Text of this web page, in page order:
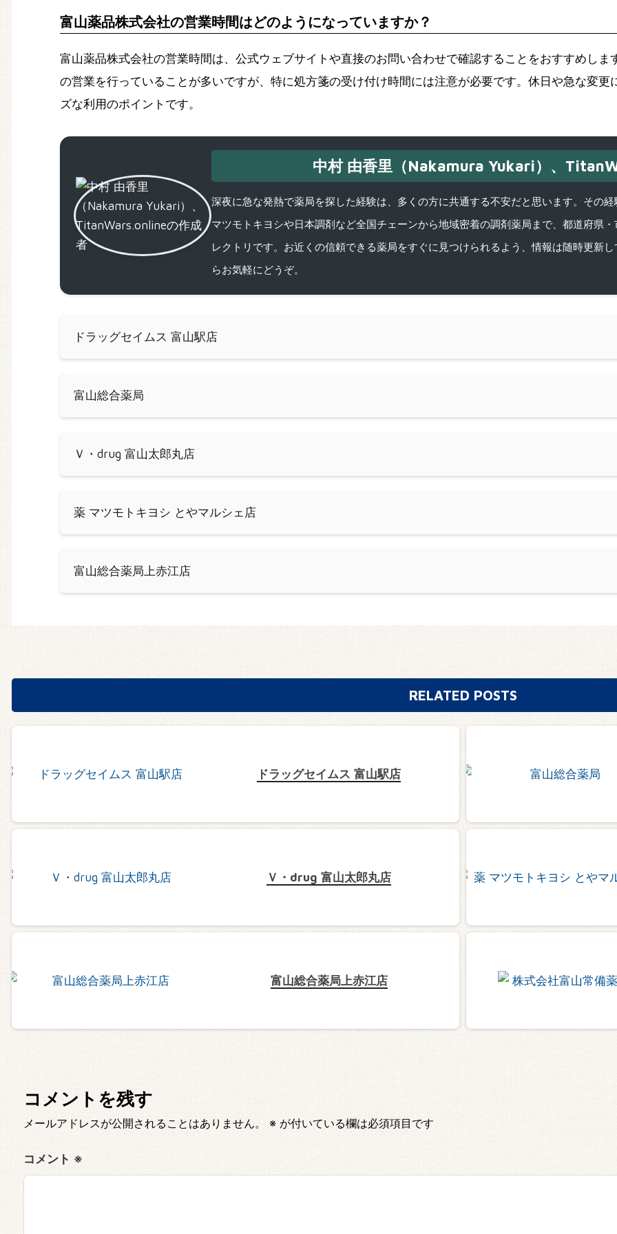
富山薬品株式会社の営業時間はどのようになっていますか？
富山薬品株式会社の営業時間は、公式ウェブサイトや直接のお問い合わせで確認することをおすすめし
の営業を行っていることが多いですが、特に処方箋の受け付け時間には注意が必要です。休日や急な変
ズな利用のポイントです。
中村 由香里（Nakamura Yukari）、
深夜に急な発熱で薬局を探した経験は、多くの方に共通する不安だと思います。その
マツモトキヨシや日本調剤など全国チェーンから地域密着の調剤薬局まで、都道府県
レクトリです。お近くの信頼できる薬局をすぐに見つけられるよう、情報は随時更新
らお気軽にどうぞ。
ドラッグセイムス 富山駅店
富山総合薬局
Ｖ・drug 富山太郎丸店
薬 マツモトキヨシ とやマルシェ店
富山総合薬局上赤江店
RELATED POSTS
ドラッグセイムス 富山駅店
Ｖ・drug 富山太郎丸店
富山総合薬局上赤江店
コメントを残す
メールアドレスが公開されることはありません。 ※ が付いている欄は必須項目です
コメント ※